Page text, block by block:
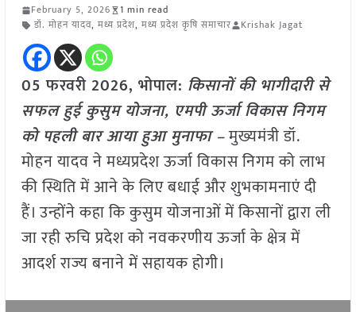
February 5, 2026
1 min read
डॉ. मोहन यादव, मध्य प्रदेश, मध्य प्रदेश कृषि समाचार Krishak Jagat
05 फरवरी 2026, भोपाल: किसानों की भागीदारी से
सफल हुई कुसुम योजना, एमपी ऊर्जा विकास निगम
को पहली बार आया हुआ मुनाफा –मुख्यमंत्री डॉ.
मोहन यादव ने मध्यप्रदेश ऊर्जा विकास निगम को लाभ
की स्थिति में आने के लिए बधाई और शुभकामनाएं दी
हैं। उन्होंने कहा कि कुसुम योजनाओं में किसानों द्वारा ली
जा रही रुचि प्रदेश को नवकरणीय ऊर्जा के क्षेत्र में
आदर्श राज्य बनाने में सहायक होगी।